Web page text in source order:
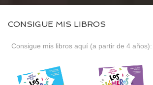
CONSIGUE MIS LIBROS
Consigue mis libros aquí (a partir de 4 años):